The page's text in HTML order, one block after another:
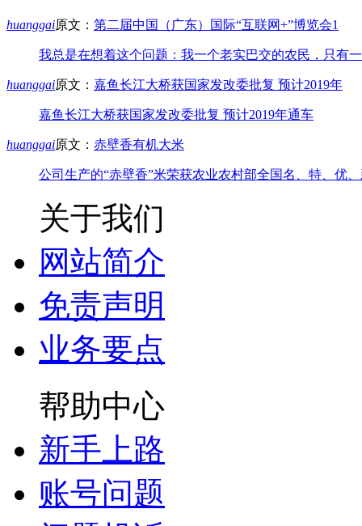
huanggai原文： 第二届中国（广东）国际“互联网+”博览会1
我总是在想着这个问题：我一个老实巴交的农民，只有
huanggai原文： 嘉鱼长江大桥获国家发改委批复 预计2019年
嘉鱼长江大桥获国家发改委批复 预计2019年通车
huanggai原文： 赤壁香有机大米
公司生产的“赤壁香”米荣获农业农村部全国名、特、优
关于我们
网站简介
免责声明
业务要点
帮助中心
新手上路
账号问题